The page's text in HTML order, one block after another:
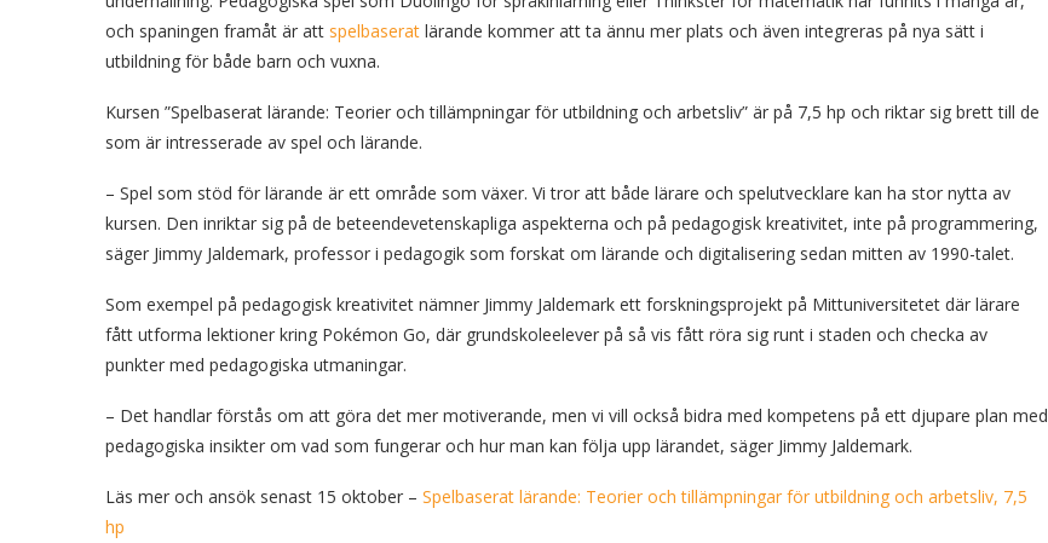
och spaningen framåt är att spelbaserat lärande kommer att ta ännu mer plats och även integreras på nya sätt i
utbildning för både barn och vuxna.
Kursen ”Spelbaserat lärande: Teorier och tillämpningar för utbildning och arbetsliv” är på 7,5 hp och riktar sig brett till de
som är intresserade av spel och lärande.
– Spel som stöd för lärande är ett område som växer. Vi tror att både lärare och spelutvecklare kan ha stor nytta av
kursen. Den inriktar sig på de beteendevetenskapliga aspekterna och på pedagogisk kreativitet, inte på programmering,
säger Jimmy Jaldemark, professor i pedagogik som forskat om lärande och digitalisering sedan mitten av 1990-talet.
Som exempel på pedagogisk kreativitet nämner Jimmy Jaldemark ett forskningsprojekt på Mittuniversitetet där lärare
fått utforma lektioner kring Pokémon Go, där grundskoleelever på så vis fått röra sig runt i staden och checka av
punkter med pedagogiska utmaningar.
– Det handlar förstås om att göra det mer motiverande, men vi vill också bidra med kompetens på ett djupare plan med
pedagogiska insikter om vad som fungerar och hur man kan följa upp lärandet, säger Jimmy Jaldemark.
Läs mer och ansök senast 15 oktober – Spelbaserat lärande: Teorier och tillämpningar för utbildning och arbetsliv, 7,5
hp